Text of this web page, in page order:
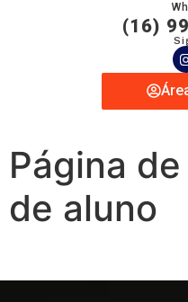
(16)
Página
de aluno